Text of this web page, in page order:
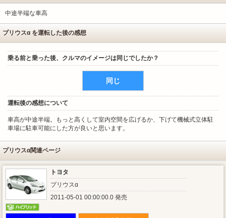
中途半端な車高
プリウスα を運転した後の感想
乗る前と乗った後、クルマのイメージは同じでしたか？
同じ
運転後の感想について
車高が中途半端。もっと高くして室内空間を広げるか、下げて機械式立体駐
車場に駐車可能にした方が良いと思います。
プリウスα関連ページ
トヨタ
プリウスα
2011-05-01 00:00:00.0 発売